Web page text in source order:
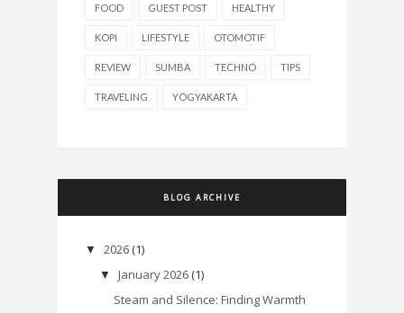
FOOD GUEST POST HEALTHY
KOPI LIFESTYLE OTOMOTIF
REVIEW SUMBA TECHNO TIPS
TRAVELING YOGYAKARTA
BLOG ARCHIVE
▼ 2026 (1)
▼ January 2026 (1)
Steam and Silence: Finding Warmth